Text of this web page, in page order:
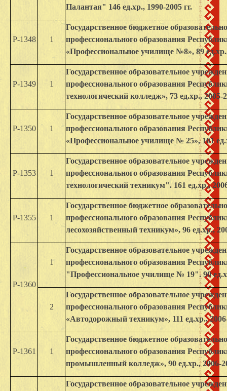
Палантая" 146 ед.хр., 1990-2005 гг.
Р-1348 1
Государственное бюджетное
профессионального образования
«Профессиональное училище №8», 89 ед.хр.,
Р-1349 1
Государственное образовательное
профессионального образования
технологический колледж», 73 ед.хр., 2005-
Р-1350 1
Государственное образовательное
профессионального образования
«Профессиональное училище № 25», 101
Р-1353 1
Государственное образовательное
профессионального образования
технологический техникум". 161 ед.хр.,
Р-1355 1
Государственное бюджетное
профессионального образования
лесохозяйственный техникум», 96 ед.хр.,
Р-1360
1
Государственное образовательное
профессионального образования
"Профессиональное училище № 19". 90
2
Государственное образовательное
профессионального образования
«Автодорожный техникум», 111 ед.хр.,
Р-1361 1
Государственное бюджетное
профессионального образования
промышленный колледж», 90 ед.хр., 2006-
Государственное образовательное